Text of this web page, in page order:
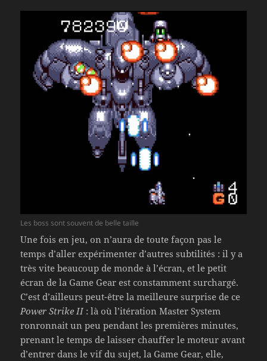
Les boss sont souvent de belle taille
Une fois en jeu, on n’aura de toute façon pas le
temps d’aller expérimenter d’autres subtilités : il y a
très vite beaucoup de monde à l’écran, et le petit
écran de la Game Gear est constamment surchargé.
C’est d’ailleurs peut-être la meilleure surprise de ce
Power Strike II: là où l’itération Master System
ronronnait un peu pendant les premières minutes,
prenant le temps de laisser chauffer le moteur avant
d’entrer dans le vif du sujet, la Game Gear, elle,